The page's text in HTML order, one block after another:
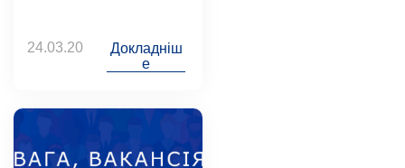
24.03.20
Докладніш
е